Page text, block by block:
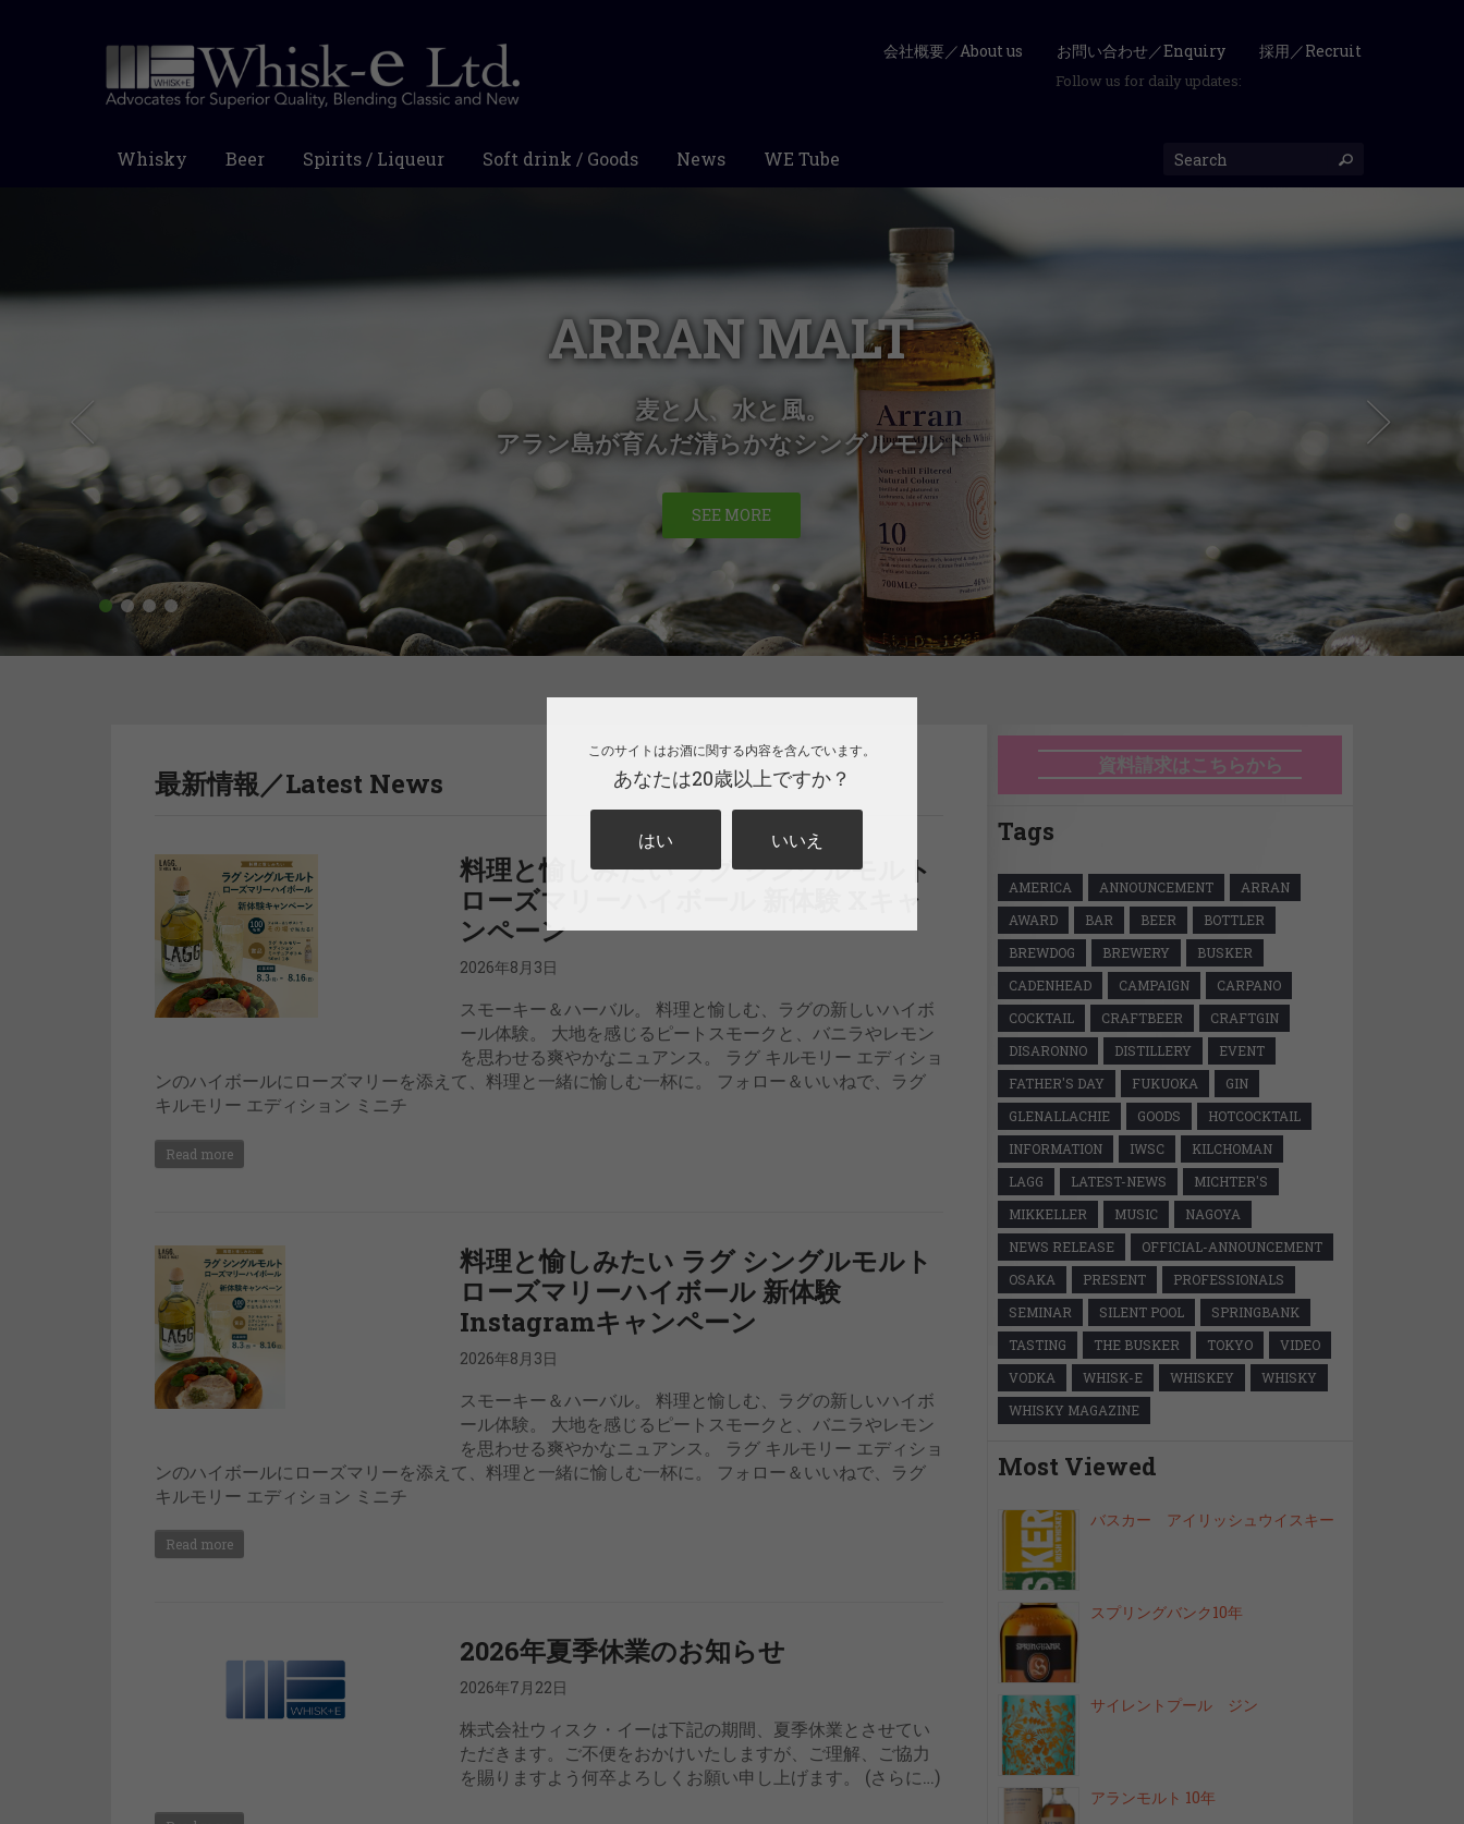
会社概要／About us お問い合わせ／Enquiry 採用／Recruit
Follow us for daily updates:
Whisky Beer Spirits / Liqueur Soft drink / Goods News WE Tube
ARRAN MALT
麦と人、水と風。
アラン島が育んだ清らかなシングルモルト
SEE MORE
最新情報／Latest News
料理と愉しみたい ラグ シングルモルト
ローズマリーハイボール 新体験 Xキャ
ンペーン
2026年8月3日
スモーキー＆ハーバル。 料理と愉しむ、ラグの新しいハイボ
ール体験。 大地を感じるピートスモークと、バニラやレモン
を思わせる爽やかなニュアンス。 ラグ キルモリー エディショ
ンのハイボールにローズマリーを添えて、料理と一緒に愉しむ一杯に。 フォロー＆いいねで、ラグ
キルモリー エディション ミニチ
Read more
料理と愉しみたい ラグ シングルモルト
ローズマリーハイボール 新体験
Instagramキャンペーン
2026年8月3日
スモーキー＆ハーバル。 料理と愉しむ、ラグの新しいハイボ
ール体験。 大地を感じるピートスモークと、バニラやレモン
を思わせる爽やかなニュアンス。 ラグ キルモリー エディショ
ンのハイボールにローズマリーを添えて、料理と一緒に愉しむ一杯に。 フォロー＆いいねで、ラグ
キルモリー エディション ミニチ
Read more
2026年夏季休業のお知らせ
2026年7月22日
株式会社ウィスク・イーは下記の期間、夏季休業とさせてい
ただきます。ご不便をおかけいたしますが、ご理解、ご協力
を賜りますよう何卒よろしくお願い申し上げます。 (さらに…)
資料請求はこちらから
Tags
AMERICA ANNOUNCEMENT
ARRAN
AWARD
BAR BEER
BOTTLER
BREWDOG
BREWERY
BUSKER
CADENHEAD
CAMPAIGN
CARPANO
COCKTAIL
CRAFTBEER
CRAFTGIN
DISARONNO
DISTILLERY
EVENT
FATHER'S DAY
FUKUOKA
GIN
GLENALLACHIE
GOODS
HOTCOCKTAIL
INFORMATION
IWSC
KILCHOMAN
LAGG
LATEST-NEWS
MICHTER'S
MIKKELLER
MUSIC
NAGOYA
NEWS RELEASE
OFFICIAL-ANNOUNCEMENT
OSAKA
PRESENT
PROFESSIONALS
SEMINAR
SILENT POOL
SPRINGBANK
TASTING
THE BUSKER TOKYO
VIDEO
VODKA
WHISK-E WHISKEY
WHISKY
WHISKY MAGAZINE
Most Viewed
バスカー アイリッシュウイスキー
スプリングバンク10年
サイレントプール ジン
アランモルト 10年
このサイトはお酒に関する内容を含んでいます。
あなたは20歳以上ですか？
はい いいえ